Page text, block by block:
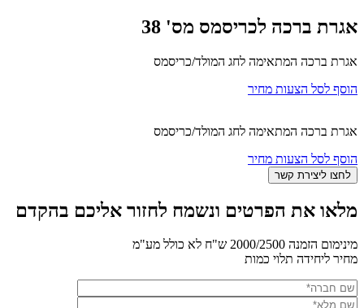
אגרת ברכה לכריסמס מס' 38
אגרת ברכה המתאימה לחג המולד/כריסמס
הוסף לסל הצעות מחיר
אגרת ברכה המתאימה לחג המולד/כריסמס
הוסף לסל הצעות מחיר
מלאו את הפרטים ונשמח לחזור אליכם בהקדם
מינימום הזמנה 2000/2500 ש"ח לא כולל מע"מ
מחיר ליחידה תלוי כמות